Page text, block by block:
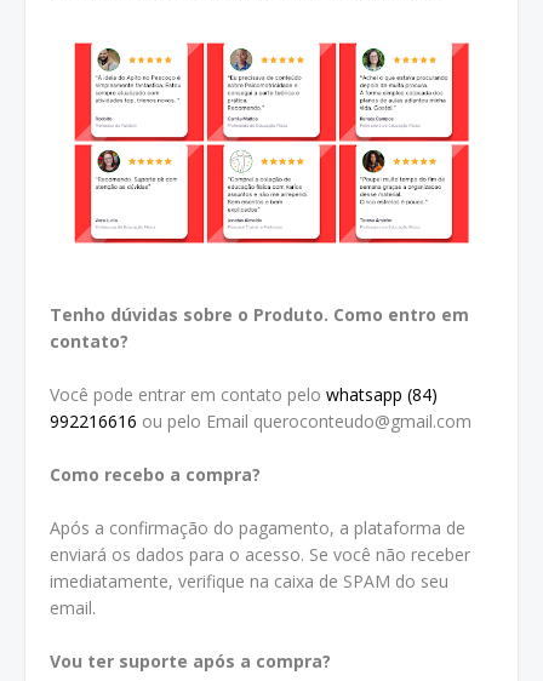
Tenho dúvidas sobre o Produto. Como entro em
contato?
Você pode entrar em contato pelo whatsapp (84)
992216616 ou pelo Email queroconteudo@gmail.com
Como recebo a compra?
Após a confirmação do pagamento, a plataforma de
enviará os dados para o acesso. Se você não receber
imediatamente, verifique na caixa de SPAM do seu
email.
Vou ter suporte após a compra?